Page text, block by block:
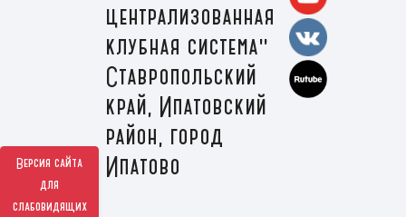
Версия сайта
для
слабовидящих
централизованная
клубная система"
Ставропольский
край, Ипатовский
район, город
Ипатово